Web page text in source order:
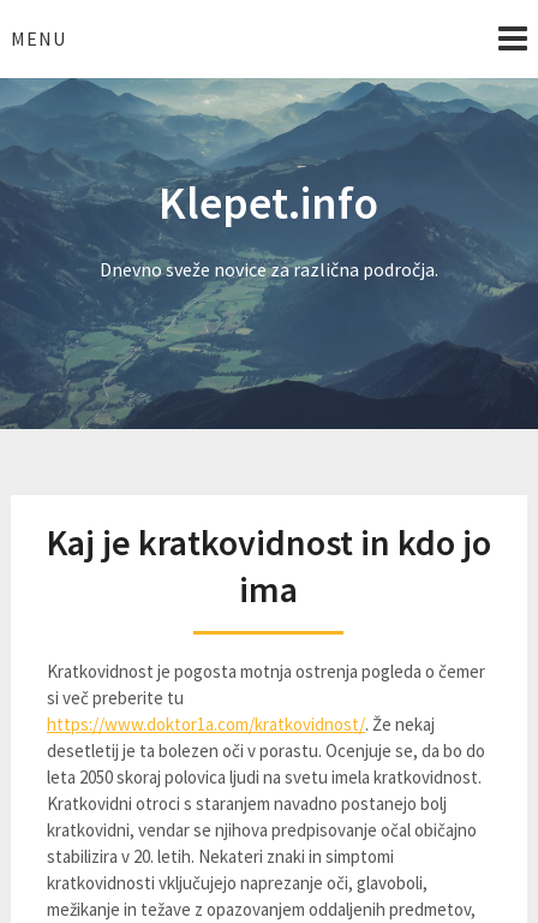
toMENU
Klepet.info
Dnevno sveže novice za različna področja.
Kaj je kratkovidnost in kdo jo
ima
Kratkovidnost je pogosta motnja ostrenja pogleda o čemer
si več preberite tu
https://www.doktor1a.com/kratkovidnost/. Že nekaj
desetletij je ta bolezen oči v porastu. Ocenjuje se, da bo do
leta 2050 skoraj polovica ljudi na svetu imela kratkovidnost.
Kratkovidni otroci s staranjem navadno postanejo bolj
kratkovidni, vendar se njihova predpisovanje očal običajno
stabilizira v 20. letih. Nekateri znaki in simptomi
kratkovidnosti vključujejo naprezanje oči, glavoboli,
mežikanje in težave z opazovanjem oddaljenih predmetov,